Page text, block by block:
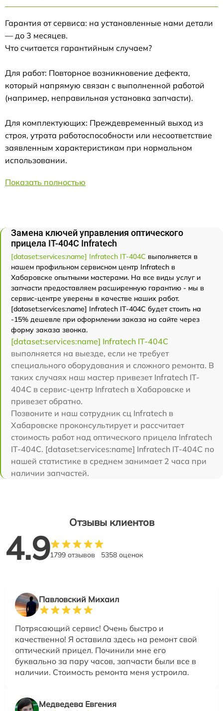
Гарантия от сервиса: на установленные нами детали
— до 3 месяцев.
Что считается гарантийным случаем?
Для работ: Повторное возникновение дефекта,
который напрямую связан с выполненной работой
(например, неправильная установка запчасти).
Для комплектующих: Преждевременный выход из
строя, утрата работоспособности или несоответствие
заявленным характеристикам при нормальном
использовании.
Показать полностью
Замена ключей управления оптического
прицела IT-404C Infratech
[dataset:services:name] Infratech IT-404C выполняется в
нашем профильном сервисном центр Infratech в
Хабаровске опытными мастерами. На все виды услуг и
запчасти предоставляем расширенную гарантию - мы в
сервис-центре уверены в качестве наших работ.
[dataset:services:name] Infratech IT-404C будет стоить на
-15% дешевле при оформлении заказа на сайте через
форму заказа звонка.
[dataset:services:name] Infratech IT-404C
выполняется на выезде, если не требует
специального оборудования и сложного ремонта. В
таких случаях наш мастер привезет Infratech IT-
404C в сервис-центр Infratech в Хабаровске и
привезет обратно.
Позвоните и наш сотрудник сц Infratech в
Хабаровске проконсультирует и рассчитает
стоимость работ над оптического прицела Infratech
IT-404C. [dataset:services:name] Infratech IT-404C по
нашей статистике в среднем занимает 2 часа при
наличии запчастей.
Отзывы клиентов
4.91799 отзывов 5358 оценок
Павловский Михаил
Потрясающий сервис! Очень быстро и
качественно! Я оставила здесь на ремонт свой
оптический прицел. Починили мне его
буквально за пару часов, запчасти были все в
наличии. Стоимость ремонта меня устроила.
Медведева Евгения